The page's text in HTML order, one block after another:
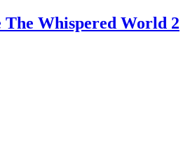
The Whispered World 2